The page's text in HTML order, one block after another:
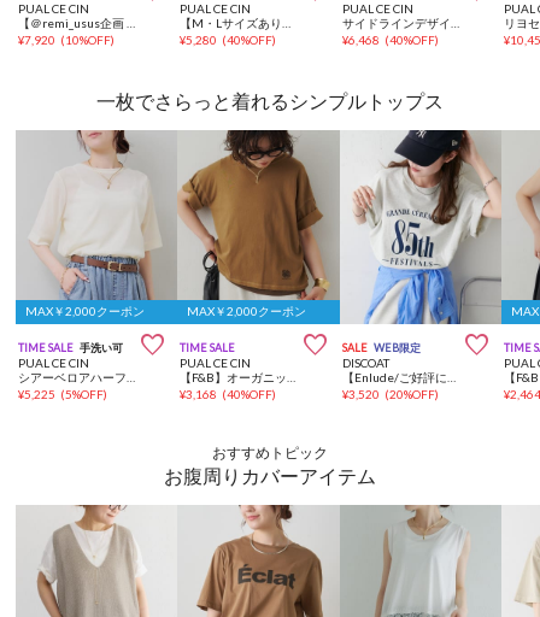
PUAL CE CIN
¥7,920 (10%OFF)
PUAL CE CIN
¥5,280 (40%OFF)
PUAL CE CIN
¥6,468 (40%OFF)
PUAL
¥
一枚でさらっと着れるシンプルトップス
MAX￥2,000クーポン
TIME SALE 手洗い可 
PUAL CE CIN
シアーベロアハーフスリーブT
¥5,225 (5%OFF)
MAX￥2,000クーポン
TIME SALE 
PUAL CE CIN
【F&B】オーガニックコットンTシャツ
¥3,168 (40%OFF)
SALE WEB限定 
DISCOAT
【Enlude/ご好評につき新色追加！】アソート縦長ナンバーロゴTシャツ《ユニセックス》
¥3,520 (20%OFF)
TIME
PUAL
¥
おすすめトピック
お腹周りカバーアイテム